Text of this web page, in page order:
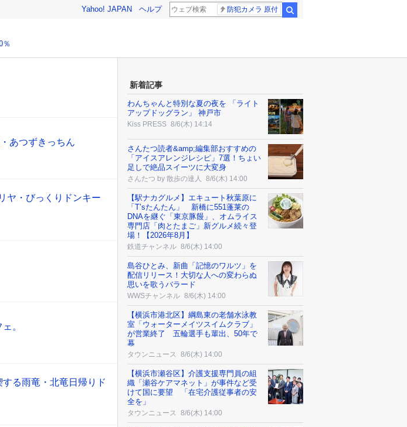
Yahoo! JAPAN ヘルプ 防犯カメラ 原付
％
あつずきっちん
ヤ・びっくりドンキー
。
る雨竜・北竜日帰りド
新着記事
わんちゃんと特別な夏の夜を 「ライト
アップドッグラン」 神戸市
Kiss PRESS 8/6(木) 14:14
さんたつ読者&amp;編集部おすすめの
「アイスアレンジレシピ」7選！ちょい
足しで絶品スイーツに大変身
さんたつ by 散歩の達人 8/6(木) 14:00
【駅ナカグルメ】エキュート秋葉原に
「T’sたんたん」 新橋に551蓬莱の
DNAを継ぐ「東京豚饅」、オムライス
専門店「肉とたまご」新グルメ続々登
場！【2026年8月】
鉄道チャンネル 8/6(木) 14:00
島谷ひとみ、新曲「記憶のワルツ」を
配信リリース！大切な人への変わらぬ
思いを歌うバラード
WWSチャンネル 8/6(木) 14:00
【横浜市港北区】綱島東の老舗水泳教
室「ウォーターメイツスイムクラブ」
が営業終了 五輪選手も輩出、50年で
幕
タウンニュース 8/6(木) 14:00
【横浜市瀬谷区】介護支援専門員の組
織「瀬谷ケアマネット」が事件など受
けて国に要望 「在宅介護従事者の安
全を」
タウンニュース 8/6(木) 14:00